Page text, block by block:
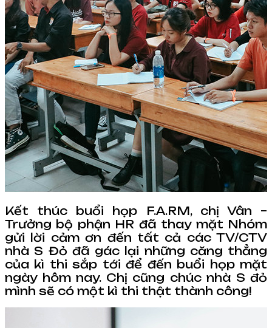
Kết thúc buổi họp F.A.RM, chị Vân –
Trưởng bộ phận HR đã thay mặt Nhóm
gửi lời cảm ơn đến tất cả các TV/CTV
nhà S Đỏ đã gác lại những căng thẳng
của kì thi sắp tới để đến buổi họp mặt
ngày hôm nay. Chị cũng chúc nhà S đỏ
mình sẽ có một kì thi thật thành công!